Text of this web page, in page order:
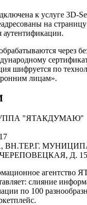
к услуге 3D-
на
аутентификации.
через
шифруется по
лицам».
"ЯТАКДУМАЮ"
ВН.ТЕР.Г.
Д.
слияние
по 100